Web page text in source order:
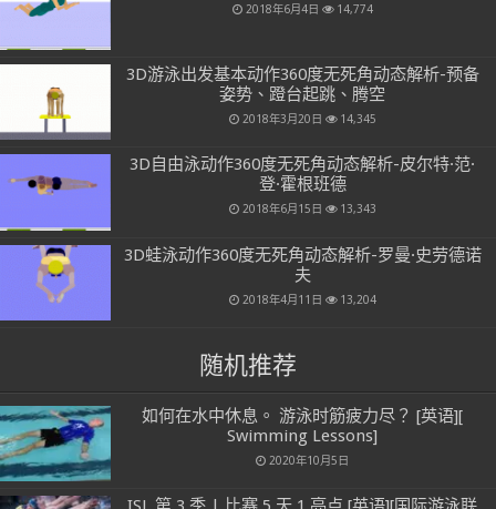
2018年6月4日 14,774
3D游泳出发基本动作360度无死角动态解析-预备
姿势、蹬台起跳、腾空
2018年3月20日 14,345
3D自由泳动作360度无死角动态解析-皮尔特·范·
登·霍根班德
2018年6月15日 13,343
3D蛙泳动作360度无死角动态解析-罗曼·史劳德诺
夫
2018年4月11日 13,204
随机推荐
如何在水中休息。 游泳时筋疲力尽？ [英语][
Swimming Lessons]
2020年10月5日